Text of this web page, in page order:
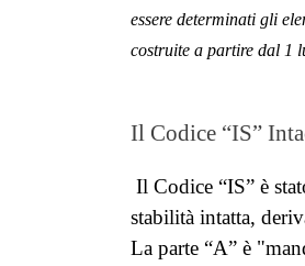
essere determinati gli
costruite a partire dal 1
Il Codice “IS”
Il Codice “IS” è
stabilità intatta,
La parte “A” è